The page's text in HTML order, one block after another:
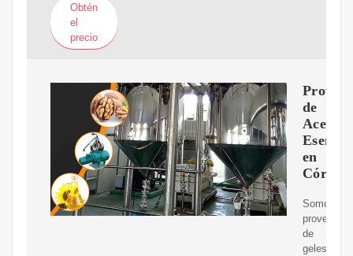
Obtén
el
precio
de
Aceites
en
Somos
de
geles